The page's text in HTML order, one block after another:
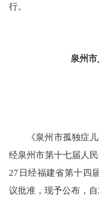
行。
泉州
《泉州市孤独症儿
经泉州市第十七届人
27日经福建省第十四
议批准，现予公布，自